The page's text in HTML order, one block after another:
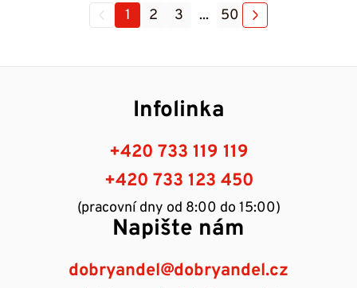
1 2 3 ... 50
Infolinka
+420 733 119 119
+420 733 123 450
(pracovní dny od 8:00 do 15:00)
Napište nám
dobryandel@dobryandel.cz